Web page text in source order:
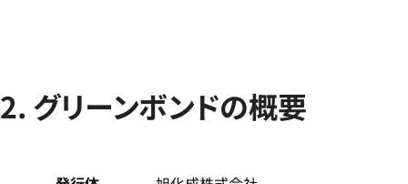
2. グリーンボンドの概要